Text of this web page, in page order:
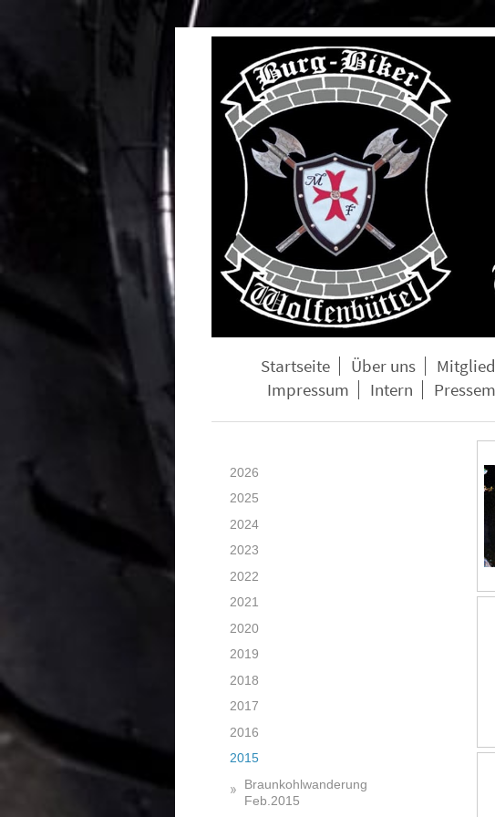
Startseite Über uns
Impressum
Intern
2026
2025
2024
2023
2022
2021
2020
2019
2018
2017
2016
2015
Braunkohlwanderung
Feb.2015